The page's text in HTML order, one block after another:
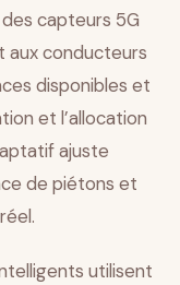
capteurs 5G
aux conducteurs
disponibles et
et l’allocation
ajuste
de piétons et
utilisent